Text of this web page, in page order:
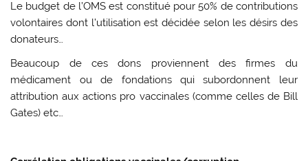
Le budget de l’OMS est constitué pour50% de contributions
volontaires dont l’utilisation est décidée selon les désirs des
donateurs…
Beaucoup de ces dons proviennent des firmes du
médicament ou de fondations qui subordonnent leur
attribution aux actions pro vaccinales (comme celles de Bill
Gates) etc…